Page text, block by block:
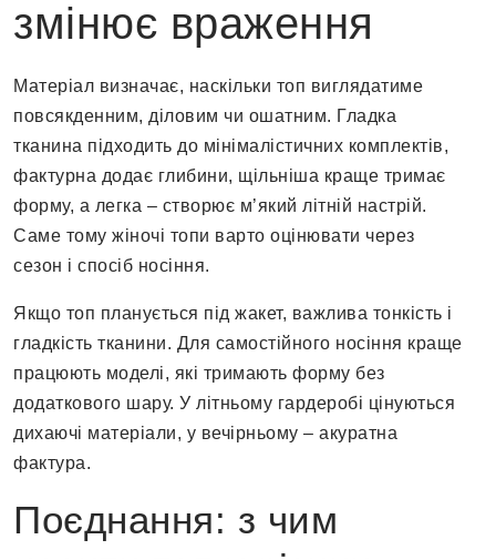
змінює враження
Матеріал визначає, наскільки топ виглядатиме
повсякденним, діловим чи ошатним. Гладка
тканина підходить до мінімалістичних комплектів,
фактурна додає глибини, щільніша краще тримає
форму, а легка – створює м’який літній настрій.
Саме тому жіночі топи варто оцінювати через
сезон і спосіб носіння.
Якщо топ планується під жакет, важлива тонкість і
гладкість тканини. Для самостійного носіння краще
працюють моделі, які тримають форму без
додаткового шару. У літньому гардеробі цінуються
дихаючі матеріали, у вечірньому – акуратна
фактура.
Поєднання: з чим